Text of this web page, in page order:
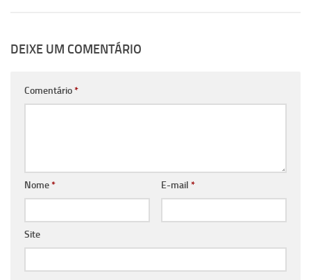
DEIXE UM COMENTÁRIO
Comentário*
Nome* E-mail *
Site